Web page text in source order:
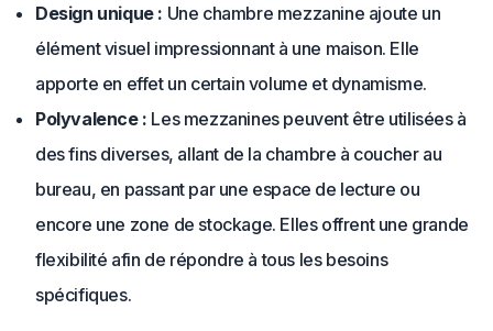
Design unique : Une chambre mezzanine ajoute un
élément visuel impressionnant à une maison. Elle
apporte en effet un certain volume et dynamisme.
Polyvalence : Les mezzanines peuvent être utilisées à
des fins diverses, allant de la chambre à coucher au
bureau, en passant par une espace de lecture ou
encore une zone de stockage. Elles offrent une grande
flexibilité afin de répondre à tous les besoins
spécifiques.